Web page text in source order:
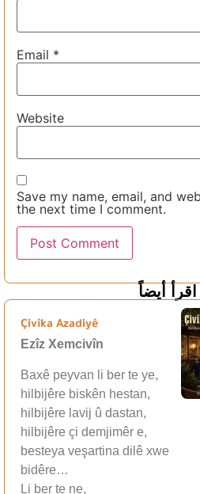
Email *
Website
Save my name, email, and
the next time I comment.
Çivîka Azadiyê
Ezîz Xemcivîn
Baxê peyvan li ber te ye,
hilbijêre biskên hestan,
hilbijêre lavij û dastan,
hilbijêre çi demjimêr e,
besteya veşartina dilê xwe
bidêre…
Li ber te ne,